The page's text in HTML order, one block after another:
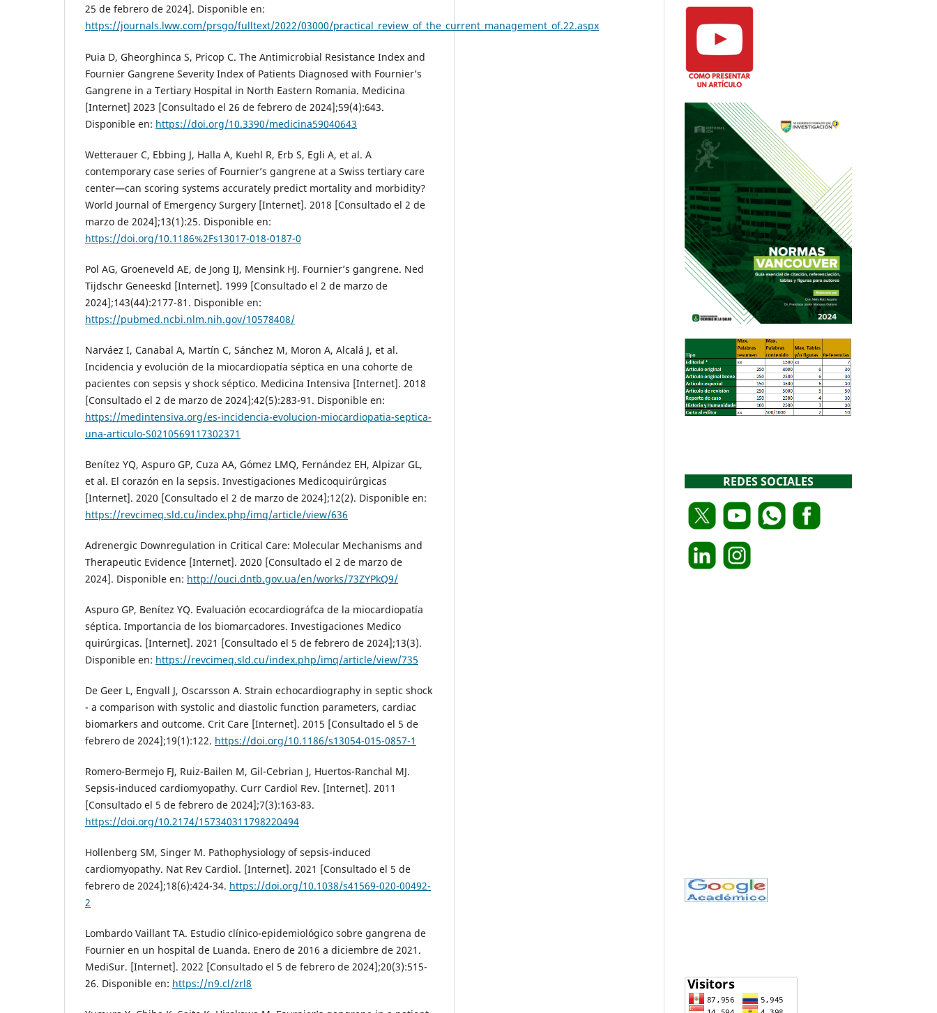
25 de febrero de 2024]. Disponible en:
https://journals.lww.com/prsgo/fulltext/2022/03000/practical_review_of_the_current_management_of.22.aspx
Puia D, Gheorghinca S, Pricop C. The Antimicrobial Resistance Index and
Fournier Gangrene Severity Index of Patients Diagnosed with Fournier’s
Gangrene in a Tertiary Hospital in North Eastern Romania. Medicina
[Internet] 2023 [Consultado el 26 de febrero de 2024];59(4):643.
Disponible en: https://doi.org/10.3390/medicina59040643
Wetterauer C, Ebbing J, Halla A, Kuehl R, Erb S, Egli A, et al. A
contemporary case series of Fournier’s gangrene at a Swiss tertiary care
center—can scoring systems accurately predict mortality and morbidity?
World Journal of Emergency Surgery [Internet]. 2018 [Consultado el 2 de
marzo de 2024];13(1):25. Disponible en:
https://doi.org/10.1186%2Fs13017-018-0187-0
Pol AG, Groeneveld AE, de Jong IJ, Mensink HJ. Fournier’s gangrene. Ned
Tijdschr Geneeskd [Internet]. 1999 [Consultado el 2 de marzo de
2024];143(44):2177-81. Disponible en:
https://pubmed.ncbi.nlm.nih.gov/10578408/
Narváez I, Canabal A, Martín C, Sánchez M, Moron A, Alcalá J, et al.
Incidencia y evolución de la miocardiopatía séptica en una cohorte de
pacientes con sepsis y shock séptico. Medicina Intensiva [Internet]. 2018
[Consultado el 2 de marzo de 2024];42(5):283-91. Disponible en:
https://medintensiva.org/es-incidencia-evolucion-miocardiopatia-septica-
una-articulo-S0210569117302371
Benítez YQ, Aspuro GP, Cuza AA, Gómez LMQ, Fernández EH, Alpizar GL,
et al. El corazón en la sepsis. Investigaciones Medicoquirúrgicas
[Internet]. 2020 [Consultado el 2 de marzo de 2024];12(2). Disponible en:
https://revcimeq.sld.cu/index.php/imq/article/view/636
Adrenergic Downregulation in Critical Care: Molecular Mechanisms and
Therapeutic Evidence [Internet]. 2020 [Consultado el 2 de marzo de
2024]. Disponible en: http://ouci.dntb.gov.ua/en/works/73ZYPkQ9/
Aspuro GP, Benítez YQ. Evaluación ecocardiográfca de la miocardiopatía
séptica. Importancia de los biomarcadores. Investigaciones Medico
quirúrgicas. [Internet]. 2021 [Consultado el 5 de febrero de 2024];13(3).
Disponible en: https://revcimeq.sld.cu/index.php/imq/article/view/735
De Geer L, Engvall J, Oscarsson A. Strain echocardiography in septic shock
- a comparison with systolic and diastolic function parameters, cardiac
biomarkers and outcome. Crit Care [Internet]. 2015 [Consultado el 5 de
febrero de 2024];19(1):122. https://doi.org/10.1186/s13054-015-0857-1
Romero-Bermejo FJ, Ruiz-Bailen M, Gil-Cebrian J, Huertos-Ranchal MJ.
Sepsis-induced cardiomyopathy. Curr Cardiol Rev. [Internet]. 2011
[Consultado el 5 de febrero de 2024];7(3):163-83.
https://doi.org/10.2174/157340311798220494
Hollenberg SM, Singer M. Pathophysiology of sepsis-induced
cardiomyopathy. Nat Rev Cardiol. [Internet]. 2021 [Consultado el 5 de
febrero de 2024];18(6):424-34. https://doi.org/10.1038/s41569-020-00492-
2
Lombardo Vaillant TA. Estudio clínico-epidemiológico sobre gangrena de
Fournier en un hospital de Luanda. Enero de 2016 a diciembre de 2021.
MediSur. [Internet]. 2022 [Consultado el 5 de febrero de 2024];20(3):515-
26. Disponible en: https://n9.cl/zrl8
REDES SOCIALES